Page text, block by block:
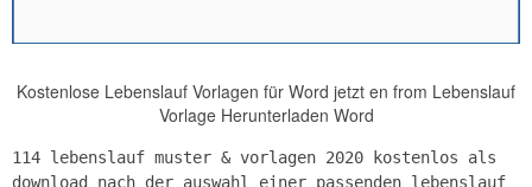
Kostenlose Lebenslauf Vorlagen für Word jetzt en from Lebenslauf
Vorlage Herunterladen Word
114 lebenslauf muster & vorlagen 2020 kostenlos als
download nach der auswahl einer passenden lebenslauf